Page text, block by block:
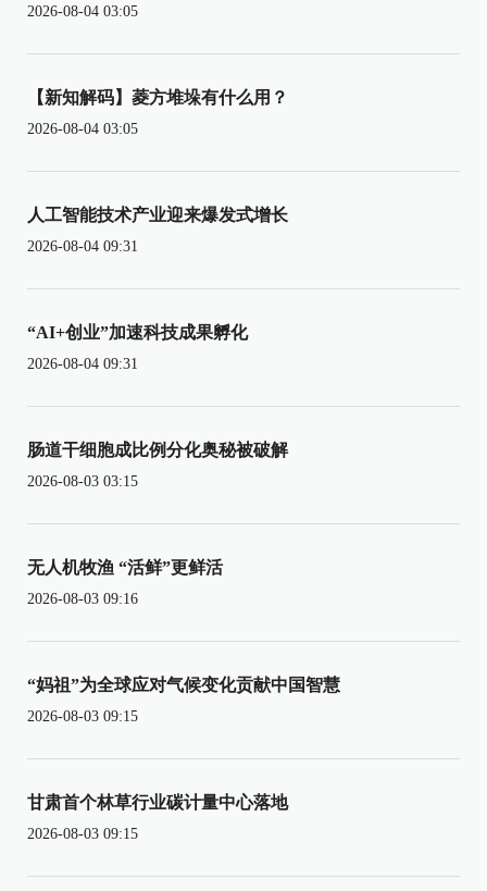
2026-08-04 03:05
【新知解码】菱方堆垛有什么用？
2026-08-04 03:05
人工智能技术产业迎来爆发式增长
2026-08-04 09:31
“AI+创业”加速科技成果孵化
2026-08-04 09:31
肠道干细胞成比例分化奥秘被破解
2026-08-03 03:15
无人机牧渔 “活鲜”更鲜活
2026-08-03 09:16
“妈祖”为全球应对气候变化贡献中国智慧
2026-08-03 09:15
甘肃首个林草行业碳计量中心落地
2026-08-03 09:15